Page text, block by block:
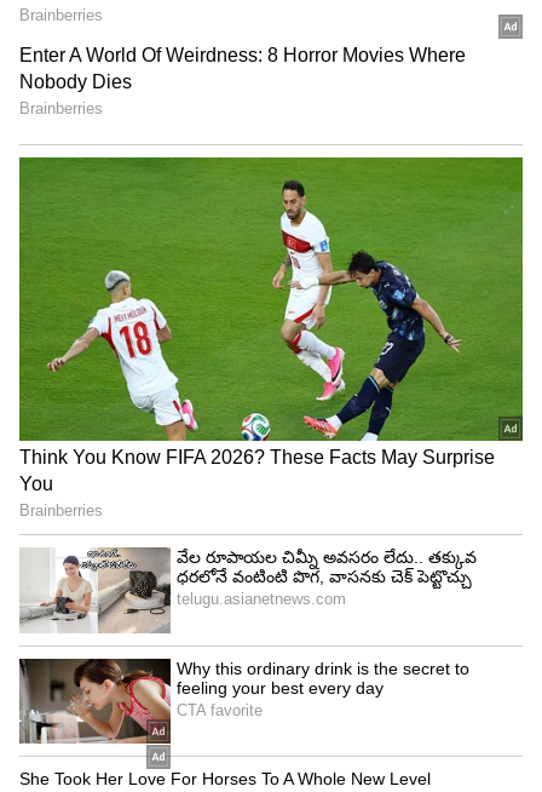
కోసం గుజరాత్ లోని సూరత్ కు వెళ్లారని తెలుస్తోంది.
అతడు తన సోదరి వద్ద ఉంటూ చదువుకుంటున్నాడు.
స్కూల్ లో చదువుతున్నప్పుడే బాలుడు ఆ బాలిక వెంట
పడినట్టు తెలుస్తోంది. దీంతో ఆ సమయంలోనే బాలుడిని
కుటుంబ సభ్యులు పలుమార్లు హెచ్చరించారు. కానీ బాలుడి
తీరులో మార్పు రాలేదు. ఆరు నెలల కిందట బాలుడి తీరుపై
షీ టీమ్ కు ఫిర్యాదు చేశారు. దీంతో పోలీసులు నల్గొండకు
పిలిచి మందలించారని తెలుస్తోంది. అయినా కూడా
గురువారం బాలుడు బాలిక ఇంటికి వెళ్లడంతో క్షణికావేశంలో
ఈ ఘటన జరిగింది.